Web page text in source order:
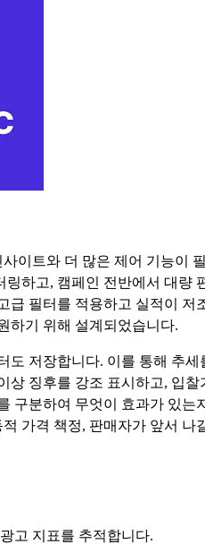
사이트와 더 많은 제어 기능이
하고, 캠페인 전반에서 대량
급 필터를 적용하고 실적이
하기 위해 설계되었습니다.
도 저장합니다. 이를 통해 추
상 징후를 강조 표시하고, 입
구분하여 무엇이 효과가 있
가격 책정, 판매자가 앞서
고 지표를 추적합니다.